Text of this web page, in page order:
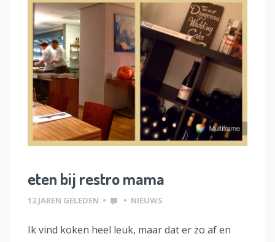
eten bij restro mama
12 JAREN GELEDEN • • NIEUWS
Ik vind koken heel leuk, maar dat er zo af en